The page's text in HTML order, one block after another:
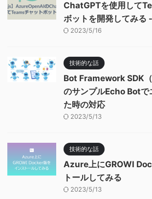
ChatGPTを使用して
ボットを開発してみる
2023/5/16
技術的な話
Bot Framework SDK
のサンプルEcho Botで
た時の対応
2023/5/13
技術的な話
Azure上にGROWI
トールしてみる
2023/5/13